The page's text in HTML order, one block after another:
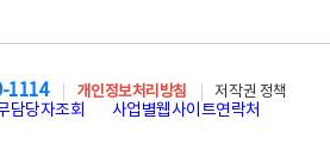
1114 개인정보처리방침
저작권 정책
담당자조회 사업별웹사이트연락처